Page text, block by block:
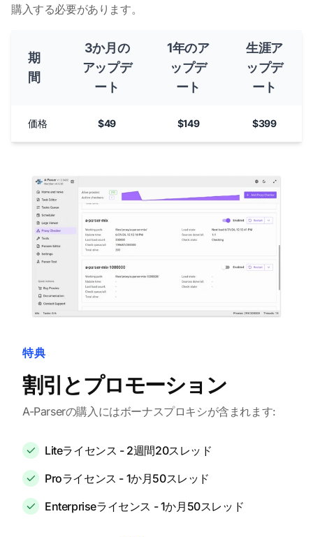
購入する必要があります。
期
間
3か月の
アップデ
ート
1年のア
ップデ
ート
生涯ア
ップデ
ート
価格 $49 $149 $399
特典
割引とプロモーション
A-Parserの購入にはボーナスプロキシが含まれます:
Liteライセンス - 2週間20スレッド
Proライセンス - 1か月50スレッド
Enterpriseライセンス - 1か月50スレッド